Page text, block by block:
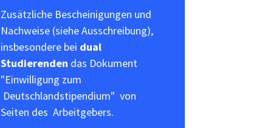
Zusätzliche Bescheinigungen und
Nachweise (siehe Ausschreibung),
insbesondere bei dual
Studierenden das Dokument
"Einwilligung zum
Deutschlandstipendium" von
Seiten des Arbeitgebers.